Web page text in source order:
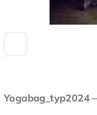
Yogabag_typ2024